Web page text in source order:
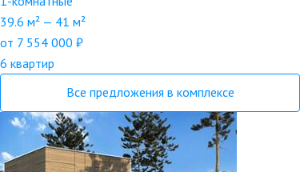
39.6 м² — 41 м²
от 7 554 000 ₽
6 квартир
Все предложения в комплексе